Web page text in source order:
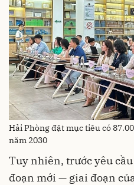
Hải Phòng đặt mục tiêu có
năm 2030
Tuy nhiên, trước yêu
đoạn mới — giai đoạn